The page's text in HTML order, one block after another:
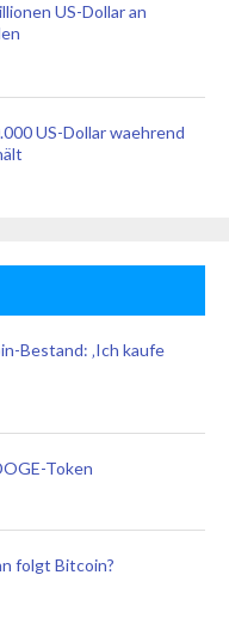
US-Dollar an
US-Dollar waehrend
Bestand: ‚Ich kaufe
Token
folgt Bitcoin?